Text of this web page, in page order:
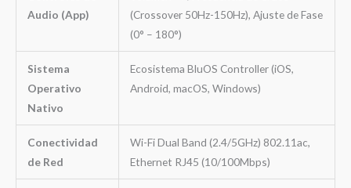
Audio (App)
(Crossover 50Hz-150Hz), Ajuste de Fase
(0° – 180°)
Sistema
Operativo
Nativo
Ecosistema BluOS Controller (iOS,
Android, macOS, Windows)
Conectividad
de Red
Wi-Fi Dual Band (2.4/5GHz) 802.11ac,
Ethernet RJ45 (10/100Mbps)